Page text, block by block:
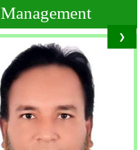
❯
Management